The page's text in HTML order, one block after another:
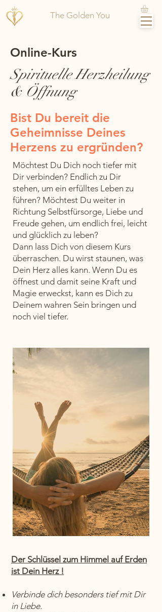
The Golden You
Online-Kurs
Spirituelle Herzheilung
& Öffnung
Bist Du bereit die
Geheimnisse Deines
Herzens zu ergründen?
Möchtest Du Dich noch tiefer mit
Dir verbinden? Endlich zu Dir
stehen, um ein erfülltes Leben zu
führen? Möchtest Du weiter in
Richtung Selbstfürsorge, Liebe und
Freude gehen, um endlich frei, leicht
und glücklich zu leben?
Dann lass Dich von diesem Kurs
überraschen. Du wirst staunen, was
Dein Herz alles kann. Wenn Du es
öffnest und damit seine Kraft und
Magie erweckst, kann es Dich zu
Deinem wahren Sein bringen und
noch viel tiefer.
Der Schlüssel zum Himmel auf Erden
ist Dein Herz !
Verbinde dich besonders tief mit Dir
in Liebe.